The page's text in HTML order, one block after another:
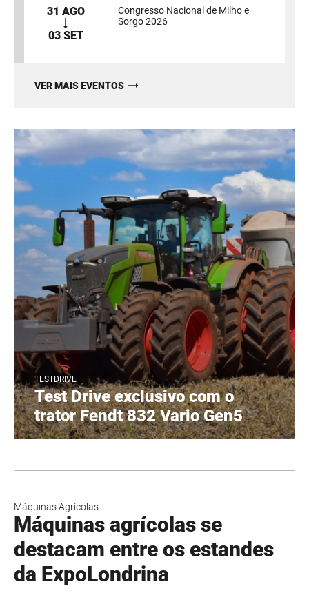
31 AGO
03 SET
Congresso Nacional de Milho e
Sorgo 2026
VER MAIS EVENTOS
TESTDRIVE
Test Drive exclusivo com o
trator Fendt 832 Vario Gen5
Máquinas Agrícolas
Máquinas agrícolas se
destacam entre os estandes
da ExpoLondrina